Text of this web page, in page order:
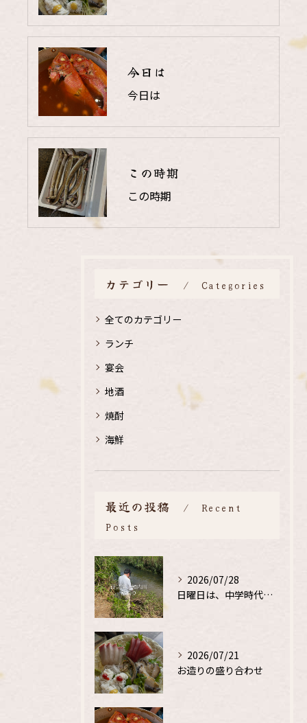
今日は
今日は
この時期
この時期
カテゴリー Categories
全てのカテゴリー
ランチ
宴会
地酒
焼酎
海鮮
最近の投稿
Recent
Posts
2026/07/28
日曜日は、中学時代の、同級生と鮎釣り
2026/07/21
お造りの盛り合わせ